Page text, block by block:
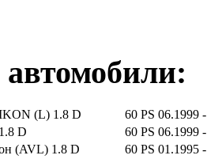
(L) 1.8 D 60 PS 06.1999 -
D
60 PS 06.1999
(AVL) 1.8 D
60 PS 01.1995